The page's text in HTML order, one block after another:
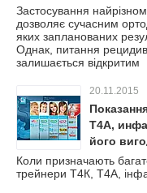
змінному
Застосування
дозволяє сучасним
яких запланованих
Однак, питання
залишається відкритим
20.11.2015
Т4А,
його
Коли призначають
трейнери Т4К, Т4А,